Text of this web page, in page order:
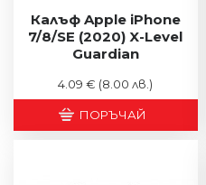
Калъф Apple iPhone
7/8/SE (2020) X-Level
Guardian
4.09 € (8.00 лв.)
ПОРЪЧАЙ